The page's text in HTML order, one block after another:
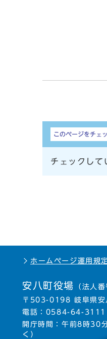
しおり
このページをチェ
チェックして
ホームページ運用規
安八町役場 （法人
〒503-0198 岐阜県安
電話： 0584-64-3111
開庁時間：午前8時30
く）